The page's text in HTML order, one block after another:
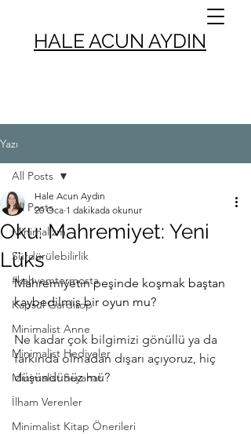
HALE ACUN AYDIN
Yazı
All Posts
Minimalizm
Sürdürülebilirlik
#kahvemtermosta
Kapsül Gardırop
Minimalist Anne
Minimalist Hediyeler
Minimalist Seyahat
İlham Verenler
Minimalist Kitap Önerileri
All Posts
Oku: Mahremiyet: Yeni
Lüks
Hale Acun Aydın
20 Oca 1 dakikada okunur
Mahremiyetin peşinde koşmak baştan
kaybedilmiş bir oyun mu?
Ne kadar çok bilgimizi gönüllü ya da
farkında olmadan dışarı açıyoruz, hiç
düşündünüz mü?